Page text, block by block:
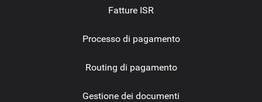
Fatture ISR
Processo di pagamento
Routing di pagamento
Gestione dei documenti